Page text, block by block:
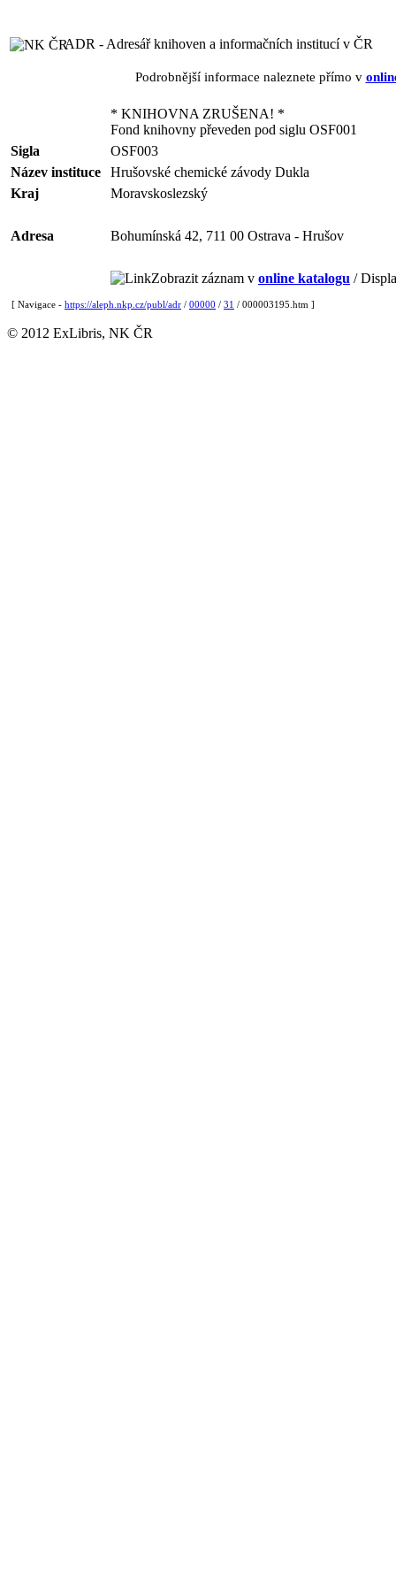
ADR - Adresář knihoven a informačních institucí v ČR
Podrobnější informace naleznete přímo v
* KNIHOVNA ZRUŠENA! *
Fond knihovny převeden pod siglu OSF001
Sigla
OSF003
Název instituce
Hrušovské chemické závody Dukla
Kraj
Moravskoslezský
Adresa Bohumínská 42, 711 00 Ostrava - Hrušov
Zobrazit záznam v online katalogu /
[ Navigace - https://aleph.nkp.cz/publ/adr / 00000 / 31 / 000003195.htm ]
© 2012 ExLibris, NK ČR